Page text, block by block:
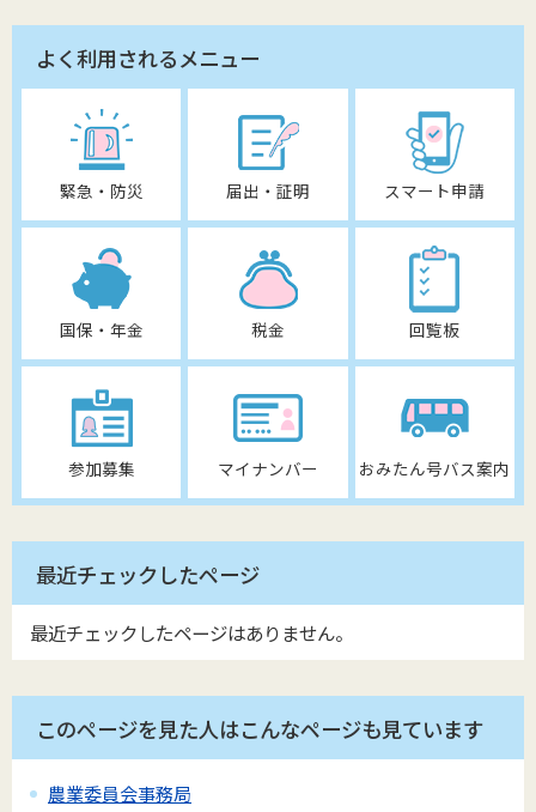
よく利用されるメニュー
緊急・防災 届出・証明 スマート申請
国保・年金 税金 回覧板
参加募集 マイナンバー おみたん号バス案内
最近チェックしたページ
最近チェックしたページはありません。
このページを見た人はこんなページも見ています
農業委員会事務局